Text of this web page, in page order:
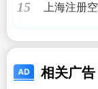
15 上海注册
相关广告